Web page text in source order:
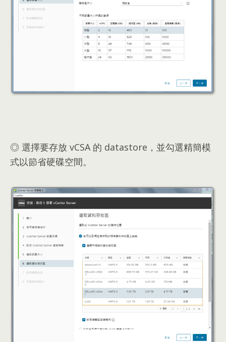
◎ 選擇要存放 vCSA 的 datastore，並勾選精簡模
式以節省硬碟空間。